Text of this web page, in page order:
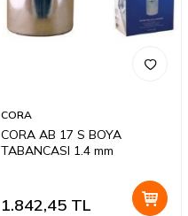
CORA
CORA AB 17 S BOYA
TABANCASI 1.4 mm
1.842,45 TL